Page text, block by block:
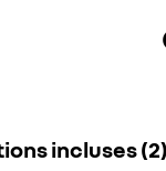
incluses (2)